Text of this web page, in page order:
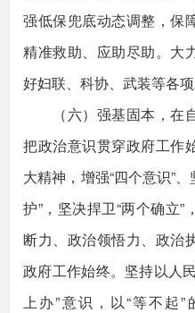
强低保兜底动态调整，保
精准救助、应助尽助。大
好妇联、科协、武装等各项
（六）强基固本，在
把政治意识贯穿政府工作
大精神，增强“四个意识”
护”，坚决捍卫“两个确立
断力、政治领悟力、政治
政府工作始终。坚持以人
上办”意识，以“等不起